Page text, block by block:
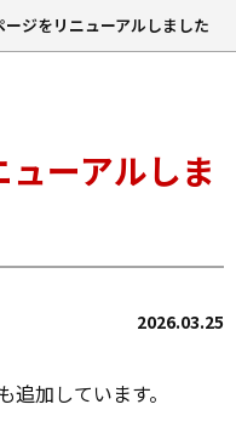
ージをリニューアルしました
ーアルしま
2026.03.25
加しています。